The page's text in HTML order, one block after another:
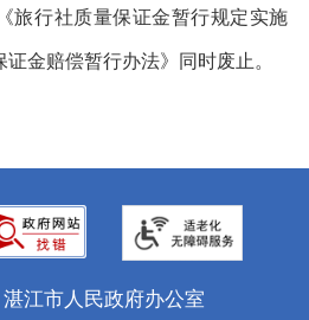
旅行社质量保证金暂行规定实施
金赔偿暂行办法》同时废止。
江市人民政府办公室